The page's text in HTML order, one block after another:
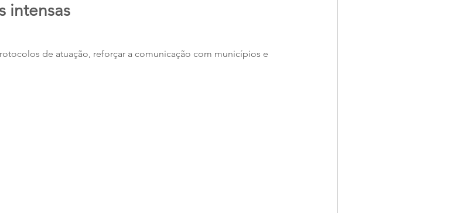
intensas
de atuação, reforçar a comunicação com municípios e